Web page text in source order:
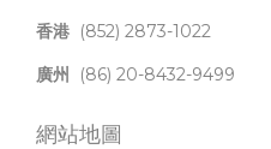
香港 (852) 2873-1022
廣州
(86) 20-8432-9499
網站地圖